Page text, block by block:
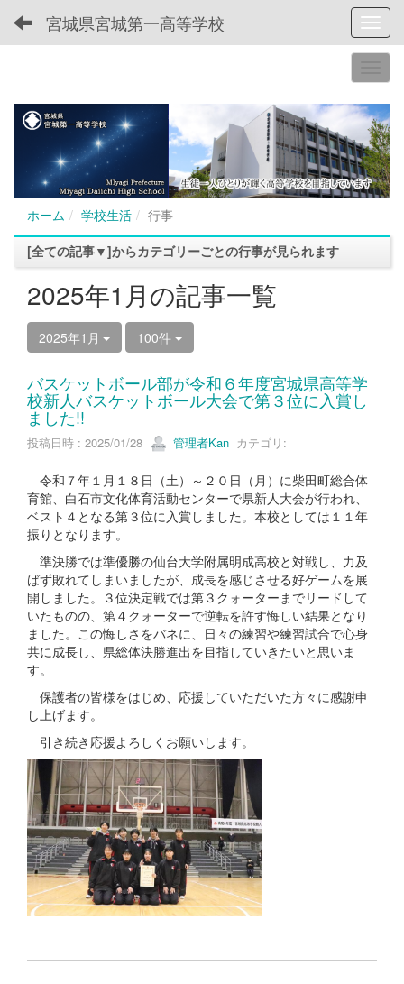
宮城県宮城第一高等学校
ホーム 学校生活
行事
[全ての記事▼]からカテゴリーごとの行事が見られます
2025年1月の記事一覧
2025年1月 100件
バスケットボール部が令和６年度宮城県高等学
校新人バスケットボール大会で第３位に入賞し
ました!!
投稿日時 : 2025/01/28 管理者Kan カテゴリ:
令和７年１月１８日（土）～２０日（月）に柴田町総合体
育館、白石市文化体育活動センターで県新人大会が行われ、
ベスト４となる第３位に入賞しました。本校としては１１年
振りとなります。
準決勝では準優勝の仙台大学附属明成高校と対戦し、力及
ばず敗れてしまいましたが、成長を感じさせる好ゲームを展
開しました。３位決定戦では第３クォーターまでリードして
いたものの、第４クォーターで逆転を許す悔しい結果となり
ました。この悔しさをバネに、日々の練習や練習試合で心身
共に成長し、県総体決勝進出を目指していきたいと思いま
す。
保護者の皆様をはじめ、応援していただいた方々に感謝申
し上げます。
引き続き応援よろしくお願いします。